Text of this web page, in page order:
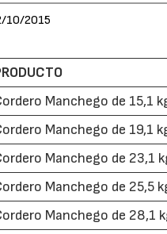
10/2015
Manchego de 15,1
Manchego de 19,1
Manchego de 23,1
Manchego de 25,5
Manchego de 28,1